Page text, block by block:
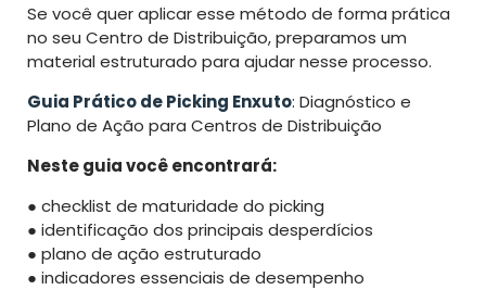
Se você quer aplicar esse método de forma prática
no seu Centro de Distribuição, preparamos um
material estruturado para ajudar nesse processo.
Guia Prático de Picking Enxuto: Diagnóstico e
Plano de Ação para Centros de Distribuição
Neste guia você encontrará:
● checklist de maturidade do picking
● identificação dos principais desperdícios
● plano de ação estruturado
● indicadores essenciais de desempenho